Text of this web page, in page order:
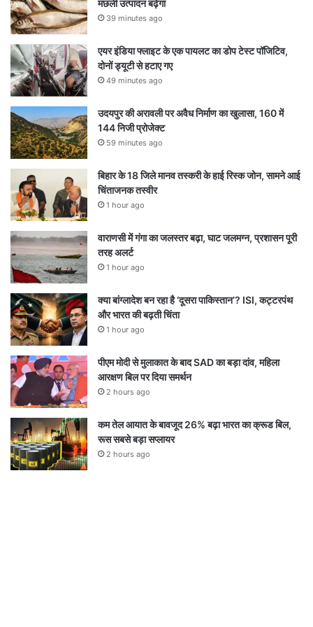
मछली उत्पादन बढ़ेगा
39 minutes ago
एयर इंडिया फ्लाइट के एक पायलट का डोप टेस्ट पॉजिटिव,
दोनों ड्यूटी से हटाए गए
49 minutes ago
उदयपुर की अरावली पर अवैध निर्माण का खुलासा, 160 में
144 निजी प्रोजेक्ट
59 minutes ago
बिहार के 18 जिले मानव तस्करी के हाई रिस्क जोन, सामने आई
चिंताजनक तस्वीर
1 hour ago
वाराणसी में गंगा का जलस्तर बढ़ा, घाट जलमग्न, प्रशासन पूरी
तरह अलर्ट
1 hour ago
क्या बांग्लादेश बन रहा है ‘दूसरा पाकिस्तान’? ISI, कट्टरपंथ
और भारत की बढ़ती चिंता
1 hour ago
पीएम मोदी से मुलाकात के बाद SAD का बड़ा दांव, महिला
आरक्षण बिल पर दिया समर्थन
2 hours ago
कम तेल आयात के बावजूद 26% बढ़ा भारत का क्रूड बिल,
रूस सबसे बड़ा सप्लायर
2 hours ago